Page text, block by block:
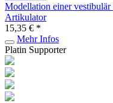
Modellation einer
Artikulator
15,35 € *
Mehr Infos
Platin Supporter